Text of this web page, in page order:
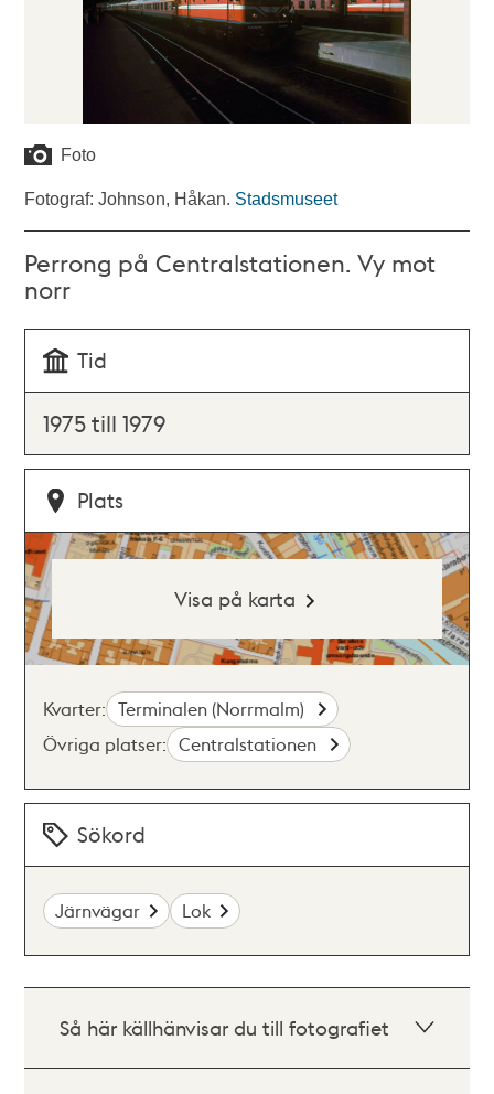
Foto
Fotograf: Johnson, Håkan. Stadsmuseet
Perrong på Centralstationen. Vy mot
norr
Tid
1975 till 1979
Plats
Visa på karta
Kvarter: Terminalen (Norrmalm)
Övriga platser: Centralstationen
Sökord
Järnvägar Lok
Så här källhänvisar du till fotografiet